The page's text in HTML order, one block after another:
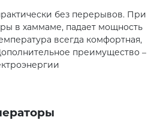
без перерывов. При
в хаммаме, падает мощность
всегда комфортная,
преимущество –